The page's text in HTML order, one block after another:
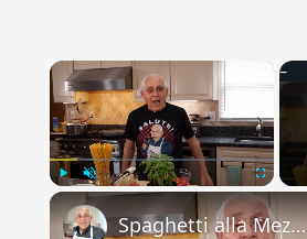
Unmute
Spaghetti alla Mezzanotte Recipe